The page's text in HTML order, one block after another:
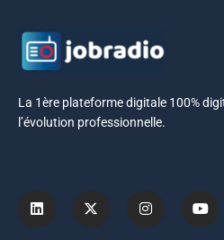
La 1ère plateforme digitale 100%
l’évolution professionnelle.